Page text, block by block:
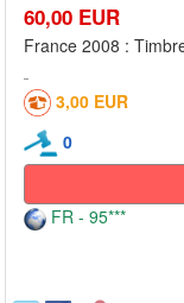
60,00 EUR
France 2008 :
3,00 EUR
0
FR - 95***